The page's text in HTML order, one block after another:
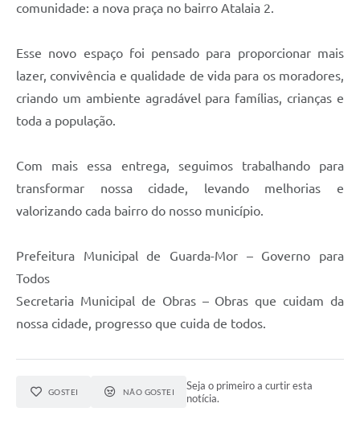
comunidade: a nova praça no bairro Atalaia 2.
Esse novo espaço foi pensado para proporcionar mais
lazer, convivência e qualidade de vida para os moradores,
criando um ambiente agradável para famílias, crianças e
toda a população.
Com mais essa entrega, seguimos trabalhando para
transformar nossa cidade, levando melhorias e
valorizando cada bairro do nosso município.
Prefeitura Municipal de Guarda-Mor – Governo para
Todos
Secretaria Municipal de Obras – Obras que cuidam da
nossa cidade, progresso que cuida de todos.
GOSTEI NÃO GOSTEI
Seja o primeiro a curtir esta
notícia.